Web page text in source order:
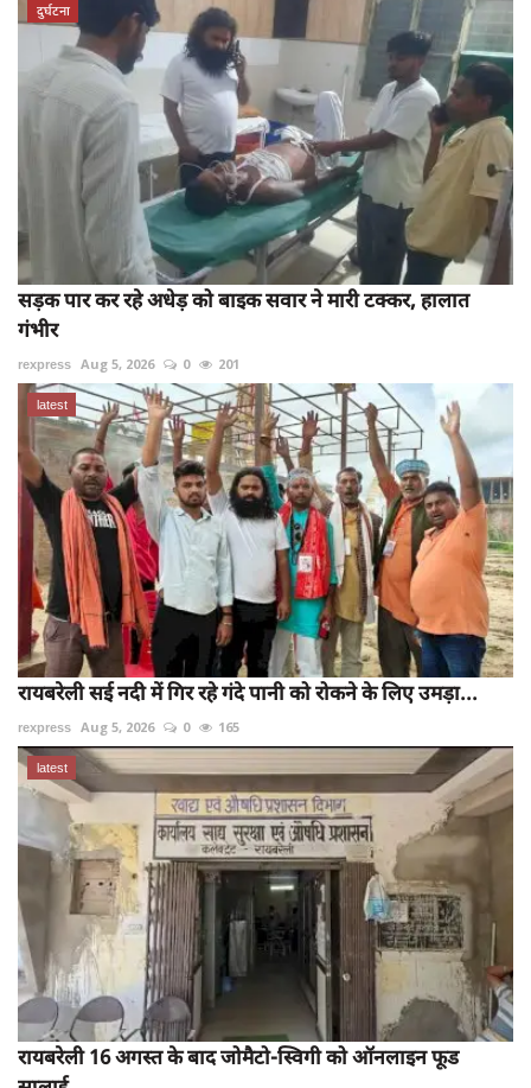
दुर्घटना
सड़क पार कर रहे अधेड़ को बाइक सवार ने मारी टक्कर, हालात
गंभीर
rexpress Aug 5, 2026 0 201
latest
रायबरेली सई नदी में गिर रहे गंदे पानी को रोकने के लिए उमड़ा...
rexpress Aug 5, 2026 0 165
latest
रायबरेली 16 अगस्त के बाद जोमैटो-स्विगी को ऑनलाइन फूड